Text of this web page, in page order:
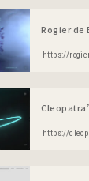
Rogier de
https://
https://